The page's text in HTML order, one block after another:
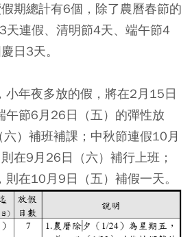
期總計有6個，除了農曆春節的
天連假、清明節4天、端午節4
日3天。
小年夜多放的假，將在2月15日
午節6月26日（五）的彈性放
）補班補課；中秋節連假10月
在9月26日（六）補行上班；
在10月9日（五）補假一天。